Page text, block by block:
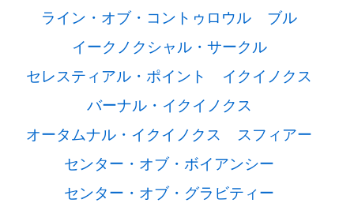
ライン・オブ・コントゥロウル
ブル
イークノクシャル・サークル
セレスティアル・ポイント
イクイノクス
バーナル・イクイノクス
オータムナル・イクイノクス
スフィアー
センター・オブ・ボイアンシー
センター・オブ・グラビティー